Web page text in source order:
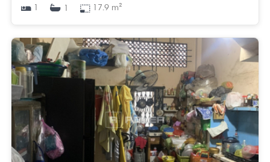
1
1 17.9 m²